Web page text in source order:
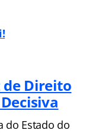
de Direito
do Estado do